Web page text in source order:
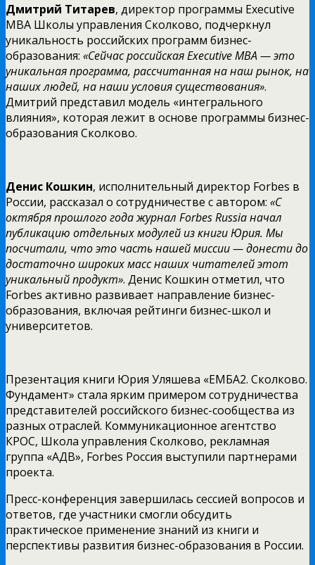
Дмитрий Титарев, директор программы Executive
MBA Школы управления Сколково, подчеркнул
уникальность российских программ бизнес-
образования: «Сейчас российская Executive MBA — это
уникальная программа, рассчитанная на наш рынок, на
наших людей, на наши условия существования».
Дмитрий представил модель «интегрального
влияния», которая лежит в основе программы бизнес-
образования Сколково.
Денис Кошкин, исполнительный директор Forbes в
России, рассказал о сотрудничестве с автором: «С
октября прошлого года журнал Forbes Russia начал
публикацию отдельных модулей из книги Юрия. Мы
посчитали, что это часть нашей миссии — донести до
достаточно широких масс наших читателей этот
уникальный продукт». Денис Кошкин отметил, что
Forbes активно развивает направление бизнес-
образования, включая рейтинги бизнес-школ и
университетов.
Презентация книги Юрия Уляшева «ЕМБА2. Сколково.
Фундамент» стала ярким примером сотрудничества
представителей российского бизнес-сообщества из
разных отраслей. Коммуникационное агентство
КРОС, Школа управления Сколково, рекламная
группа «АДВ», Forbes Россия выступили партнерами
проекта.
Пресс-конференция завершилась сессией вопросов и
ответов, где участники смогли обсудить
практическое применение знаний из книги и
перспективы развития бизнес-образования в России.